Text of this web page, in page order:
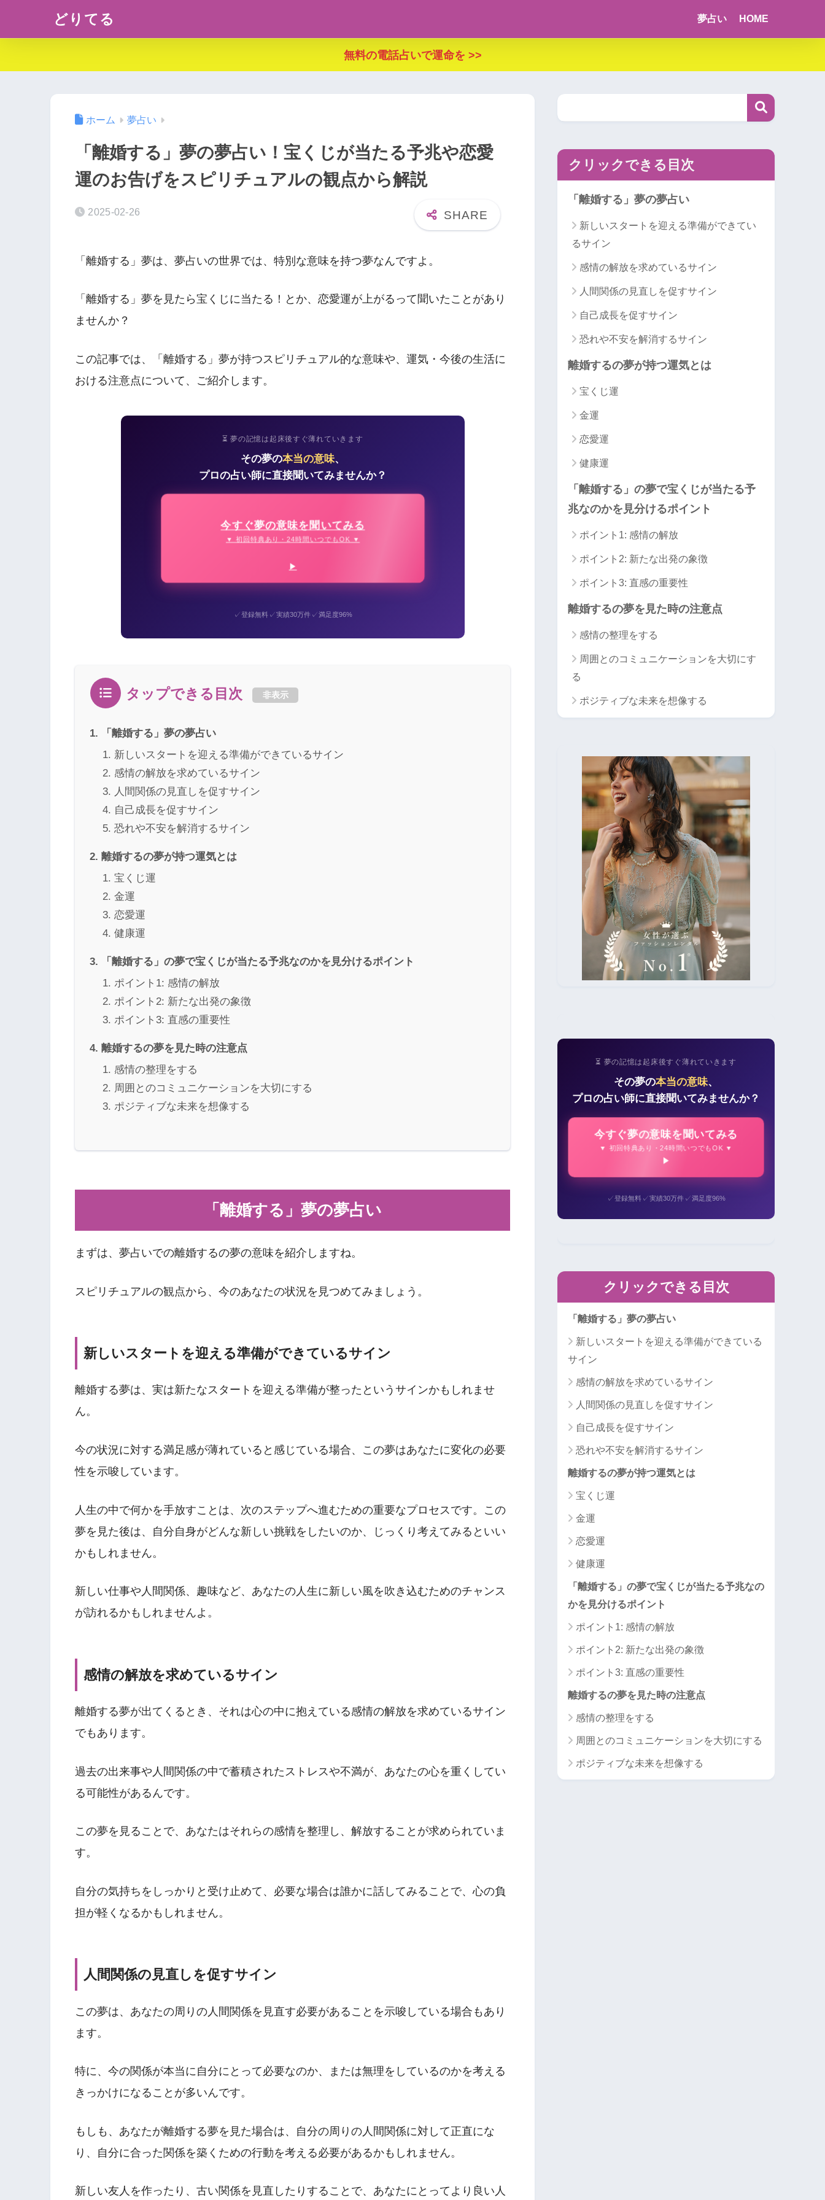
どりてる 夢占い HOME
無料の電話占いで運命を >>
ホーム 夢占い
「離婚する」夢の夢占い！宝くじが当たる予兆や恋愛
運のお告げをスピリチュアルの観点から解説
2025-02-26
「離婚する」夢は、夢占いの世界では、特別な意味を持つ夢なんですよ。
「離婚する」夢を見たら宝くじに当たる！とか、恋愛運が上がるって聞いたことがあり
ませんか？
この記事では、「離婚する」夢が持つスピリチュアル的な意味や、運気・今後の生活に
おける注意点について、ご紹介します。
⏳ 夢の記憶は起床後すぐ薄れていきます
その夢の本当の意味、
プロの占い師に直接聞いてみませんか？
今すぐ夢の意味を聞いてみる
▼ 初回特典あり・24時間いつでもOK ▼
✓登録無料✓実績30万件✓満足度96%
タップできる目次 非表示
「離婚する」夢の夢占い
新しいスタートを迎える準備ができているサイン
感情の解放を求めているサイン
人間関係の見直しを促すサイン
自己成長を促すサイン
恐れや不安を解消するサイン
離婚するの夢が持つ運気とは
宝くじ運
金運
恋愛運
健康運
「離婚する」の夢で宝くじが当たる予兆なのかを見分けるポイント
ポイント1: 感情の解放
ポイント2: 新たな出発の象徴
ポイント3: 直感の重要性
離婚するの夢を見た時の注意点
感情の整理をする
周囲とのコミュニケーションを大切にする
ポジティブな未来を想像する
「離婚する」夢の夢占い
まずは、夢占いでの離婚するの夢の意味を紹介しますね。
スピリチュアルの観点から、今のあなたの状況を見つめてみましょう。
新しいスタートを迎える準備ができているサイン
離婚する夢は、実は新たなスタートを迎える準備が整ったというサインかもしれませ
ん。
今の状況に対する満足感が薄れていると感じている場合、この夢はあなたに変化の必要
性を示唆しています。
人生の中で何かを手放すことは、次のステップへ進むための重要なプロセスです。この
夢を見た後は、自分自身がどんな新しい挑戦をしたいのか、じっくり考えてみるといい
かもしれません。
新しい仕事や人間関係、趣味など、あなたの人生に新しい風を吹き込むためのチャンス
が訪れるかもしれませんよ。
感情の解放を求めているサイン
離婚する夢が出てくるとき、それは心の中に抱えている感情の解放を求めているサイン
でもあります。
過去の出来事や人間関係の中で蓄積されたストレスや不満が、あなたの心を重くしてい
る可能性があるんです。
この夢を見ることで、あなたはそれらの感情を整理し、解放することが求められていま
す。
自分の気持ちをしっかりと受け止めて、必要な場合は誰かに話してみることで、心の負
担が軽くなるかもしれません。
人間関係の見直しを促すサイン
この夢は、あなたの周りの人間関係を見直す必要があることを示唆している場合もあり
ます。
特に、今の関係が本当に自分にとって必要なのか、または無理をしているのかを考える
きっかけになることが多いんです。
もしも、あなたが離婚する夢を見た場合は、自分の周りの人間関係に対して正直にな
り、自分に合った関係を築くための行動を考える必要があるかもしれません。
新しい友人を作ったり、古い関係を見直したりすることで、あなたにとってより良い人
クリックできる目次
「離婚する」夢の夢占い
新しいスタートを迎える準備ができてい
るサイン
感情の解放を求めているサイン
人間関係の見直しを促すサイン
自己成長を促すサイン
恐れや不安を解消するサイン
離婚するの夢が持つ運気とは
宝くじ運
金運
恋愛運
健康運
「離婚する」の夢で宝くじが当たる予
兆なのかを見分けるポイント
ポイント1: 感情の解放
ポイント2: 新たな出発の象徴
ポイント3: 直感の重要性
離婚するの夢を見た時の注意点
感情の整理をする
周囲とのコミュニケーションを大切にす
る
ポジティブな未来を想像する
⏳ 夢の記憶は起床後すぐ薄れていきます
その夢の本当の意味、
プロの占い師に直接聞いてみませんか？
今すぐ夢の意味を聞いてみる
▼ 初回特典あり・24時間いつでもOK ▼
✓登録無料 ✓実績30万件 ✓満足度96%
クリックできる目次
「離婚する」夢の夢占い
新しいスタートを迎える準備ができている
サイン
感情の解放を求めているサイン
人間関係の見直しを促すサイン
自己成長を促すサイン
恐れや不安を解消するサイン
離婚するの夢が持つ運気とは
宝くじ運
金運
恋愛運
健康運
「離婚する」の夢で宝くじが当たる予兆なの
かを見分けるポイント
ポイント1: 感情の解放
ポイント2: 新たな出発の象徴
ポイント3: 直感の重要性
離婚するの夢を見た時の注意点
感情の整理をする
周囲とのコミュニケーションを大切にする
ポジティブな未来を想像する